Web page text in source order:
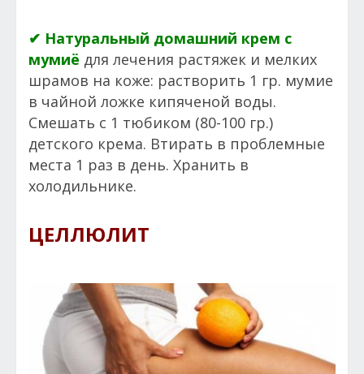
✔ Натуральный домашний крем с
мумиё для лечения растяжек и мелких
шрамов на коже: растворить 1 гр. мумие
в чайной ложке кипяченой воды.
Смешать с 1 тюбиком (80-100 гр.)
детского крема. Втирать в проблемные
места 1 раз в день. Хранить в
холодильнике.
ЦЕЛЛЮЛИТ